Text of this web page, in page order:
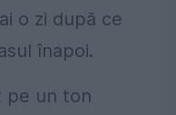
o zi după ce
înapoi.
pe un ton